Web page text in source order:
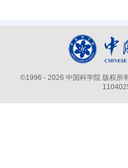
©1996 - 2026 中国科学院 版权所